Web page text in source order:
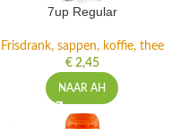
7up Regular
Frisdrank, sappen, koffie, thee
€2,45
NAAR AH